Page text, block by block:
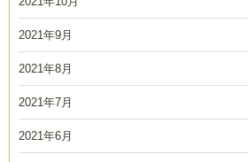
2021年9月
2021年8月
2021年7月
2021年6月